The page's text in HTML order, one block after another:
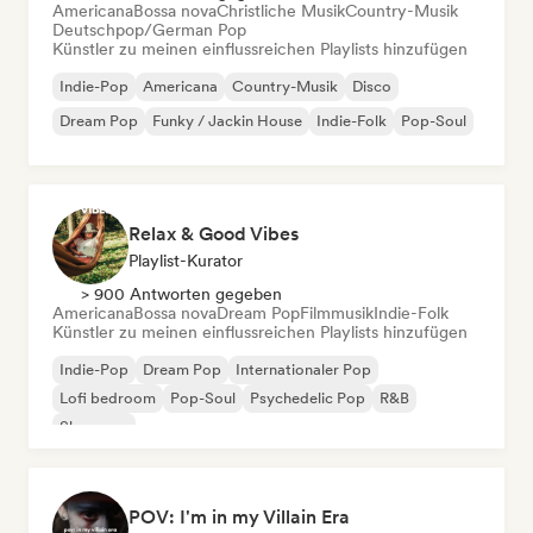
AmericanaBossa novaChristliche MusikCountry-Musik
Deutschpop/German Pop
Künstler zu meinen einflussreichen Playlists hinzufügen
Indie-Pop Americana Country-Musik
Disco
Dream Pop
Funky / Jackin House Indie-Folk Pop-Soul
Relax & Good Vibes
Playlist-Kurator
> 900 Antworten gegeben
AmericanaBossa novaDream PopFilmmusikIndie-Folk
Künstler zu meinen einflussreichen Playlists hinzufügen
Indie-Pop Dream Pop
Internationaler Pop
Lofi bedroom
Pop-Soul Psychedelic Pop
R&B
Shoegaze
POV: I'm in my Villain Era